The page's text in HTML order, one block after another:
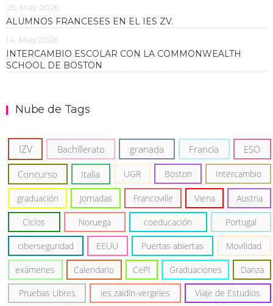
25, May 2026
ALUMNOS FRANCESES EN EL IES ZV.
14, May 2026
INTERCAMBIO ESCOLAR CON LA COMMONWEALTH
SCHOOL DE BOSTON
Nube de Tags
IZV Bachillerato granada Francia ESO
Concurso Italia UGR Boston Intercambio
graduación Jornadas Francoville Viena Austria
Ciclos Noruega coeducación Portugal
ciberseguridad EEUU Puertas abiertas Movilidad
exámenes Calendario CePI Graduaciones Danza
Pruebas Libres ies zaidín-vergeles Viaje de Estudios